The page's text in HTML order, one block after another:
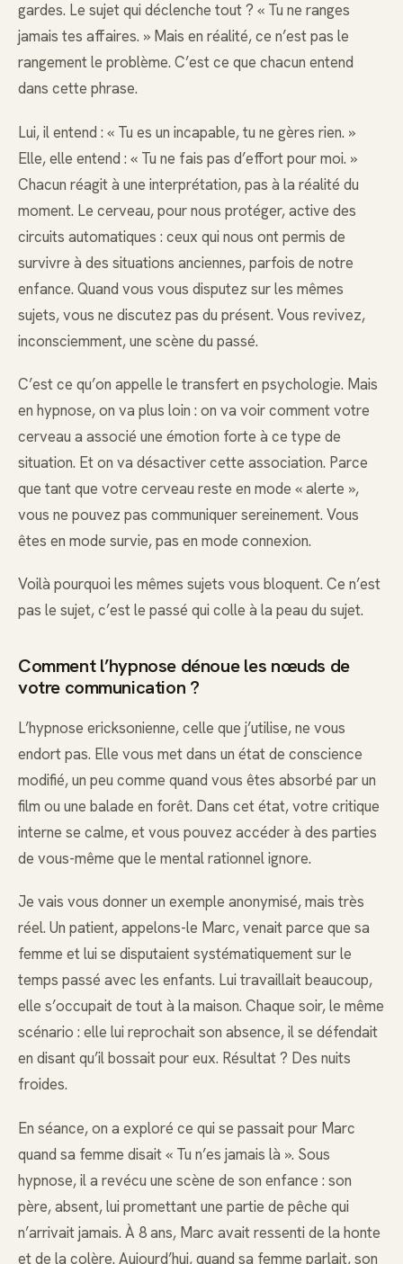
gardes. Le sujet qui déclenche tout ? « Tu ne ranges
jamais tes affaires. » Mais en réalité, ce n’est pas le
rangement le problème. C’est ce que chacun entend
dans cette phrase.
Lui, il entend : « Tu es un incapable, tu ne gères rien. »
Elle, elle entend : « Tu ne fais pas d’effort pour moi. »
Chacun réagit à une interprétation, pas à la réalité du
moment. Le cerveau, pour nous protéger, active des
circuits automatiques : ceux qui nous ont permis de
survivre à des situations anciennes, parfois de notre
enfance. Quand vous vous disputez sur les mêmes
sujets, vous ne discutez pas du présent. Vous revivez,
inconsciemment, une scène du passé.
C’est ce qu’on appelle le transfert en psychologie. Mais
en hypnose, on va plus loin : on va voir comment votre
cerveau a associé une émotion forte à ce type de
situation. Et on va désactiver cette association. Parce
que tant que votre cerveau reste en mode « alerte »,
vous ne pouvez pas communiquer sereinement. Vous
êtes en mode survie, pas en mode connexion.
Voilà pourquoi les mêmes sujets vous bloquent. Ce n’est
pas le sujet, c’est le passé qui colle à la peau du sujet.
Comment l’hypnose dénoue les nœuds de
votre communication ?
L’hypnose ericksonienne, celle que j’utilise, ne vous
endort pas. Elle vous met dans un état de conscience
modifié, un peu comme quand vous êtes absorbé par un
film ou une balade en forêt. Dans cet état, votre critique
interne se calme, et vous pouvez accéder à des parties
de vous-même que le mental rationnel ignore.
Je vais vous donner un exemple anonymisé, mais très
réel. Un patient, appelons-le Marc, venait parce que sa
femme et lui se disputaient systématiquement sur le
temps passé avec les enfants. Lui travaillait beaucoup,
elle s’occupait de tout à la maison. Chaque soir, le même
scénario : elle lui reprochait son absence, il se défendait
en disant qu’il bossait pour eux. Résultat ? Des nuits
froides.
En séance, on a exploré ce qui se passait pour Marc
quand sa femme disait « Tu n’es jamais là ». Sous
hypnose, il a revécu une scène de son enfance : son
père, absent, lui promettant une partie de pêche qui
n’arrivait jamais. À 8 ans, Marc avait ressenti de la honte
et de la colère. Aujourd’hui, quand sa femme parlait, son